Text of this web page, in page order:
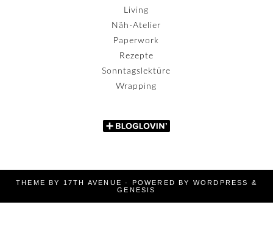
Living
Näh-Atelier
Paperwork
Rezepte
Sonntagslektüre
Wrapping
THEME BY 17TH AVENUE · POWERED BY WORDPRESS
&
GENESIS